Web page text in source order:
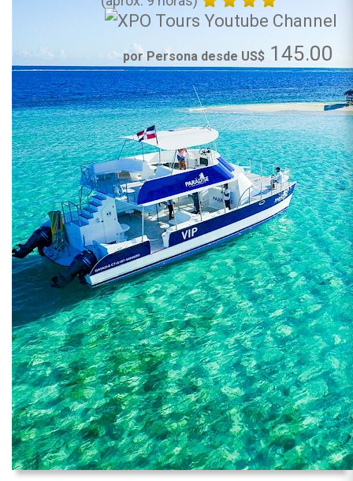
por Persona desde US$ 145.00